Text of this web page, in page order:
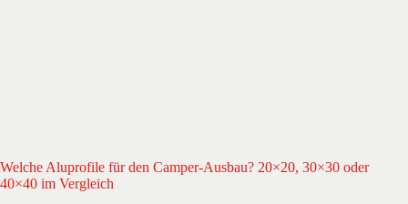
Welche Aluprofile für den Camper-Ausbau? 20×20, 30×30 oder
40×40 im Vergleich